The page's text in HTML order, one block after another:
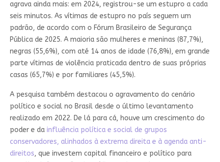
agrava ainda mais: em 2024, registrou-se um estupro a cada
seis minutos. As vítimas de estupro no país seguem um
padrão, de acordo com o Fórum Brasileiro de Segurança
Pública de 2025. A maioria são mulheres e meninas (87,7%),
negras (55,6%), com até 14 anos de idade (76,8%), em grande
parte vítimas de violência praticada dentro de suas próprias
casas (65,7%) e por familiares (45,5%).
A pesquisa também destacou o agravamento do cenário
político e social no Brasil desde o último levantamento
realizado em 2022. De lá para cá, houve um crescimento do
poder e da influência política e social de grupos
conservadores, alinhados à extrema direita e à agenda anti-
direitos, que investem capital financeiro e político para